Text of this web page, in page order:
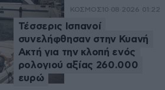
ΚΟΣΜΟΣ 10·08·2026 01:22
Τέσσερις Ισπανοί
συνελήφθησαν στην Κυανή
Ακτή για την κλοπή ενός
ρολογιού αξίας 260.000
ευρώ